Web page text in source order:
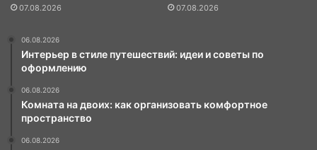
07.08.2026 07.08.2026
06.08.2026
Интерьер в стиле путешествий: идеи и советы по
оформлению
06.08.2026
Комната на двоих: как организовать комфортное
пространство
06.08.2026